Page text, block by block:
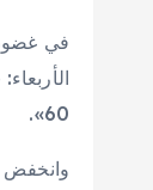
في غضون
60».